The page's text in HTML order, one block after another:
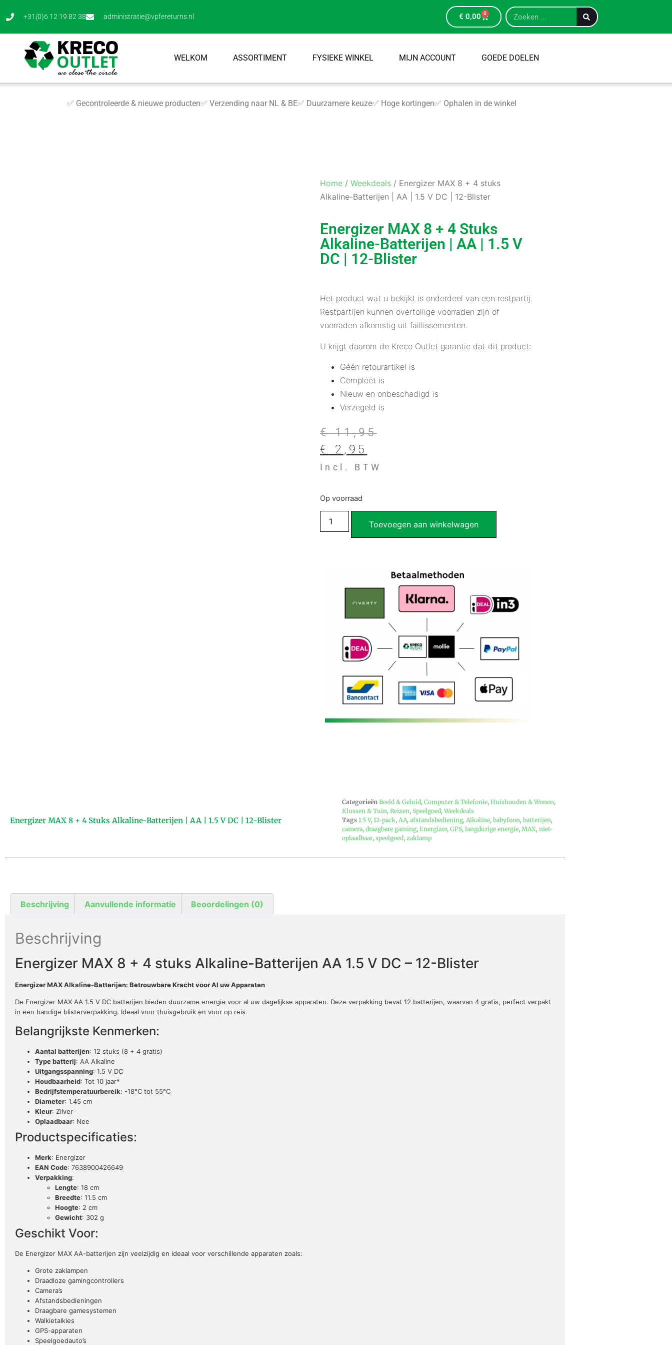
+31(0)6 12 19 82 38 administratie@vpfereturns.nl € 0,00 0
WELKOM ASSORTIMENT FYSIEKE WINKEL MIJN ACCOUNT GOEDE DOELEN
✅ Gecontroleerde & nieuwe producten✅ Verzending naar NL & BE✅ Duurzamere keuze✅ Hoge kortingen✅ Ophalen in de winkel
Home / Weekdeals / Energizer MAX 8 + 4 stuks
Alkaline-Batterijen | AA | 1.5 V DC | 12-Blister
Energizer MAX 8 + 4 Stuks
Alkaline-Batterijen | AA | 1.5 V
DC | 12-Blister
Het product wat u bekijkt is onderdeel van een restpartij.
Restpartijen kunnen overtollige voorraden zijn of
voorraden afkomstig uit faillissementen.
U krijgt daarom de Kreco Outlet garantie dat dit product:
Géén retourartikel is
Compleet is
Nieuw en onbeschadigd is
Verzegeld is
€11,95
€
2,95
Incl. BTW
Op voorraad
Toevoegen aan winkelwagen
Energizer MAX 8 + 4 Stuks Alkaline-Batterijen | AA | 1.5 V DC | 12-Blister
Categorieën Beeld & Geluid,Computer & Telefonie,Huishouden & Wonen,
Klussen & Tuin,Reizen,Speelgoed,Weekdeals
Tags 1.5 V,12-pack,AA,afstandsbediening,Alkaline,babyfoon,batterijen,
camera,draagbare gaming,Energizer,GPS,langdurige energie,MAX,niet-
oplaadbaar,speelgoed,zaklamp
Beschrijving Aanvullende informatie Beoordelingen (0)
Beschrijving
Energizer MAX 8 + 4 stuks Alkaline-Batterijen AA 1.5 V DC – 12-Blister
Energizer MAX Alkaline-Batterijen: Betrouwbare Kracht voor Al uw Apparaten
De Energizer MAX AA 1.5 V DC batterijen bieden duurzame energie voor al uw dagelijkse apparaten. Deze verpakking bevat 12 batterijen, waarvan 4 gratis, perfect verpakt
in een handige blisterverpakking. Ideaal voor thuisgebruik en voor op reis.
Belangrijkste Kenmerken:
Aantal batterijen: 12 stuks (8 + 4 gratis)
Type batterij: AA Alkaline
Uitgangsspanning: 1.5 V DC
Houdbaarheid: Tot 10 jaar*
Bedrijfstemperatuurbereik: -18°C tot 55°C
Diameter: 1.45 cm
Kleur: Zilver
Oplaadbaar: Nee
Productspecificaties:
Merk: Energizer
EAN Code: 7638900426649
Verpakking:
Lengte: 18 cm
Breedte: 11.5 cm
Hoogte: 2 cm
Gewicht: 302 g
Geschikt Voor:
De Energizer MAX AA-batterijen zijn veelzijdig en ideaal voor verschillende apparaten zoals:
Grote zaklampen
Draadloze gamingcontrollers
Camera’s
Afstandsbedieningen
Draagbare gamesystemen
Walkietalkies
GPS-apparaten
Speelgoedauto’s